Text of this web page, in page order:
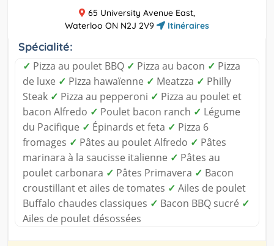
65 University Avenue East,
Waterloo ON N2J 2V9
Itinéraires
Spécialité:
✓ Pizza au poulet BBQ ✓ Pizza au bacon ✓ Pizza
de luxe ✓ Pizza hawaïenne ✓ Meatzza ✓ Philly
Steak ✓ Pizza au pepperoni ✓ Pizza au poulet et
bacon Alfredo ✓ Poulet bacon ranch ✓ Légume
du Pacifique ✓ Épinards et feta ✓ Pizza 6
fromages ✓ Pâtes au poulet Alfredo ✓ Pâtes
marinara à la saucisse italienne ✓ Pâtes au
poulet carbonara ✓ Pâtes Primavera ✓ Bacon
croustillant et ailes de tomates ✓ Ailes de poulet
Buffalo chaudes classiques ✓ Bacon BBQ sucré ✓
Ailes de poulet désossées